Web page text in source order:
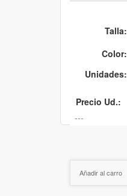
Talla:
Color:
Unidades:
Precio Ud.:
Añadir al carro